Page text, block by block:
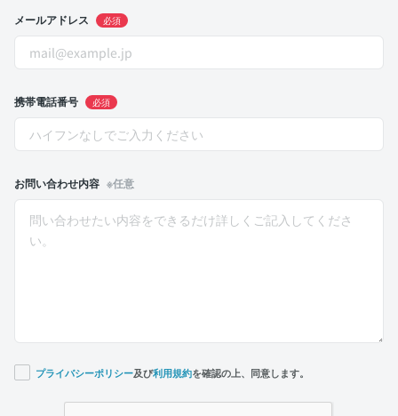
メールアドレス 必須
携帯電話番号 必須
お問い合わせ内容 ※任意
プライバシーポリシー及び利用規約を確認の上、同意します。